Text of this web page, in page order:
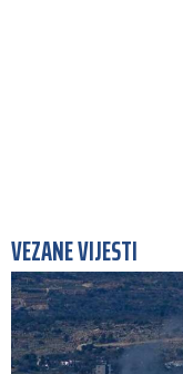
VEZANE VIJESTI